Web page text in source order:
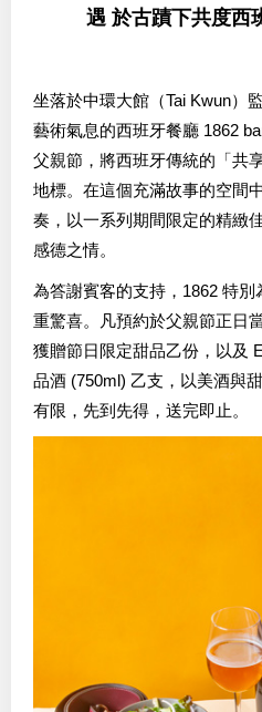
遇 於古蹟下共度西
坐落於中環大館（Tai Kwun）
藝術氣息的西班牙餐廳 1862
父親節，將西班牙傳統的「共
地標。在這個充滿故事的空間
奏，以一系列期間限定的精緻
感德之情。
為答謝賓客的支持，1862 特
重驚喜。凡預約於父親節正日
獲贈節日限定甜品乙份，以及
品酒 (750ml) 乙支，以美酒與
有限，先到先得，送完即止。